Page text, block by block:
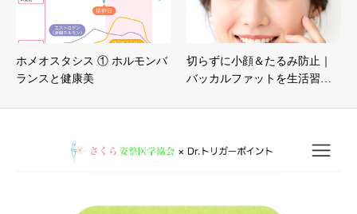
ホメオスタシス ① ホルモンバ
ランスと健康美
切らずに小顔＆たるみ防止｜
バッカルファットを生活習…